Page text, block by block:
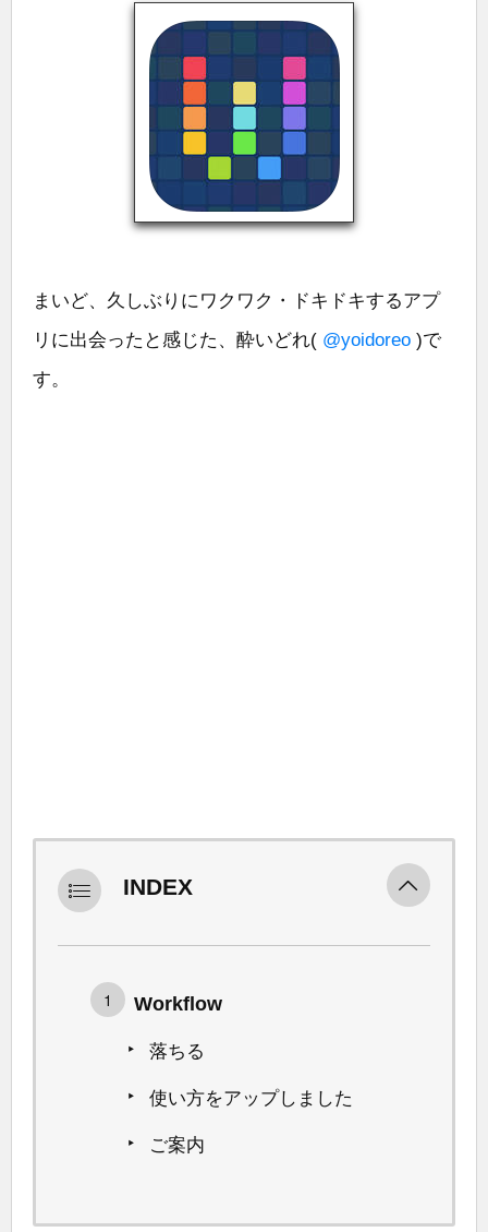
まいど、久しぶりにワクワク・ドキドキするアプ
リに出会ったと感じた、酔いどれ( @yoidoreo )で
す。
INDEX
Workflow
落ちる
使い方をアップしました
ご案内